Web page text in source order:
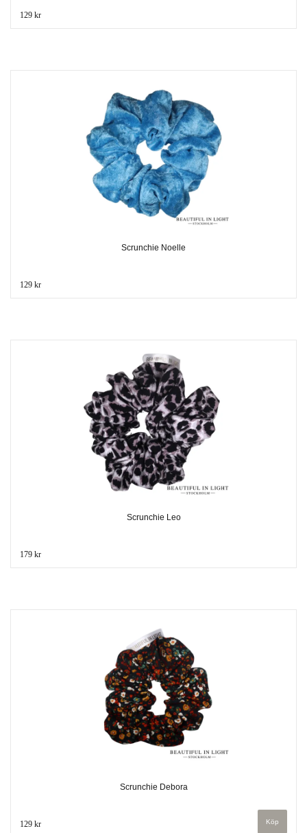
129 kr
Scrunchie Noelle
129 kr
Scrunchie Leo
179 kr
Scrunchie Debora
129 kr